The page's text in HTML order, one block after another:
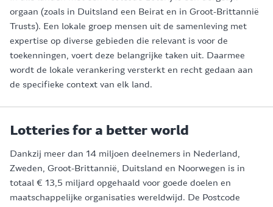
orgaan (zoals in Duitsland een Beirat en in Groot-Brittannië
Trusts). Een lokale groep mensen uit de samenleving met
expertise op diverse gebieden die relevant is voor de
toekenningen, voert deze belangrijke taken uit. Daarmee
wordt de lokale verankering versterkt en recht gedaan aan
de specifieke context van elk land.
Lotteries for a better world
Dankzij meer dan 14 miljoen deelnemers in Nederland,
Zweden, Groot-Brittannië, Duitsland en Noorwegen is in
totaal € 13,5 miljard opgehaald voor goede doelen en
maatschappelijke organisaties wereldwijd. De Postcode